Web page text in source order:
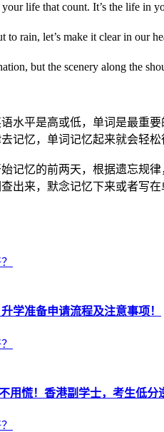
your life that count. It’s the
to rain, let’s make it clear in
but the scenery along
水平是高或低，单词是最重
记忆，单词记忆起来就会轻松
记忆的前两天，根据遗忘规
出来，默念记忆下来或者写
学准备申请流程及注意事项！
用慌！香港副学士，考生低分